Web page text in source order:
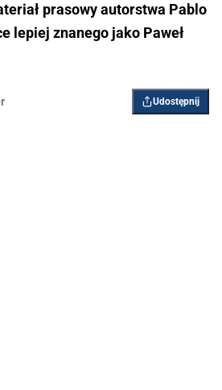
prasowy autorstwa Pablo
lepiej znanego jako Paweł
Udostępnij